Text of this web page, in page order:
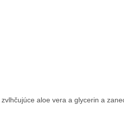
aloe vera a glycerin a